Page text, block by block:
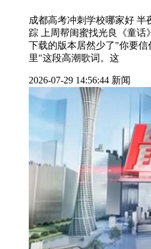
成都高考冲刺学校哪家好 半
踪 上周帮闺蜜找光良《童话
下载的版本居然少了"你要
里"这段高潮歌词。这
2026-07-29 14:56:44 新闻